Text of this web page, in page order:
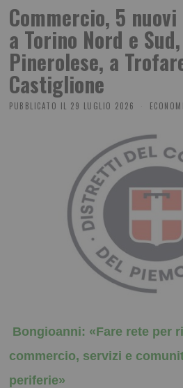
Commercio, 5
a Torino Nord e
Pinerolese, a
Castiglione
PUBBLICATO IL 29 LUGLIO 2026
Bongioanni: «Fare rete per
commercio, servizi e
periferie»